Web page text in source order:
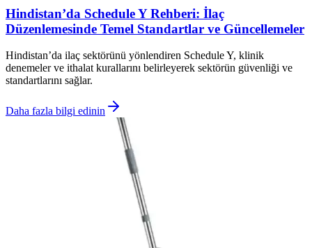
Hindistan’da Schedule Y Rehberi: İlaç
Düzenlemesinde Temel Standartlar ve Güncellemeler
Hindistan’da ilaç sektörünü yönlendiren Schedule Y, klinik
denemeler ve ithalat kurallarını belirleyerek sektörün güvenliği ve
standartlarını sağlar.
Daha fazla bilgi edinin